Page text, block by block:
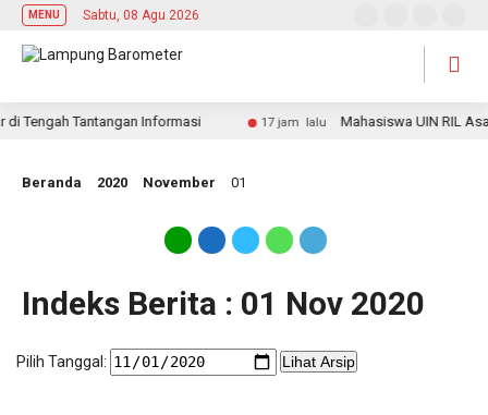
MENU Sabtu, 08 Agu 2026
Tantangan Informasi 17 jam lalu Mahasiswa UIN RIL Asah
Beranda 2020 November 01
Indeks Berita : 01 Nov 2020
Pilih Tanggal: Lihat Arsip